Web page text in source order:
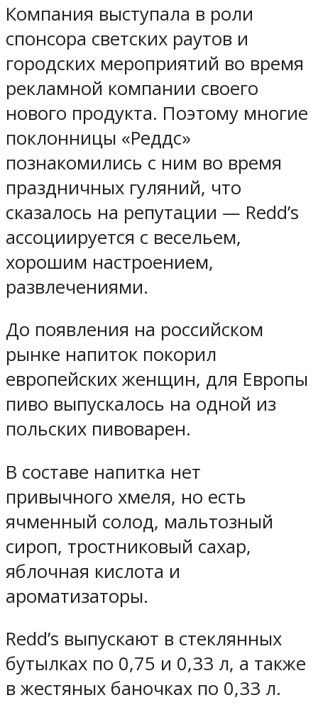
Компания выступала в роли
спонсора светских раутов и
городских мероприятий во время
рекламной компании своего
нового продукта. Поэтому многие
поклонницы «Реддс»
познакомились с ним во время
праздничных гуляний, что
сказалось на репутации — Redd’s
ассоциируется с весельем,
хорошим настроением,
развлечениями.
До появления на российском
рынке напиток покорил
европейских женщин, для Европы
пиво выпускалось на одной из
польских пивоварен.
В составе напитка нет
привычного хмеля, но есть
ячменный солод, мальтозный
сироп, тростниковый сахар,
яблочная кислота и
ароматизаторы.
Redd’s выпускают в стеклянных
бутылках по 0,75 и 0,33 л, а также
в жестяных баночках по 0,33 л.